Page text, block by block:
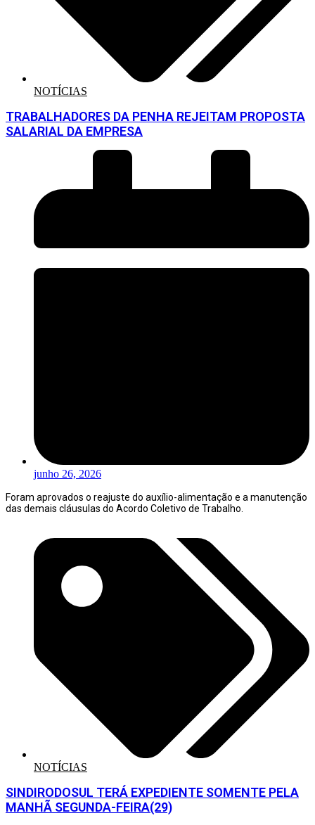
NOTÍCIAS
TRABALHADORES DA PENHA REJEITAM PROPOSTA
SALARIAL DA EMPRESA
junho 26, 2026
Foram aprovados o reajuste do auxílio-alimentação e a manutenção
das demais cláusulas do Acordo Coletivo de Trabalho.
NOTÍCIAS
SINDIRODOSUL TERÁ EXPEDIENTE SOMENTE PELA
MANHÃ SEGUNDA-FEIRA(29)